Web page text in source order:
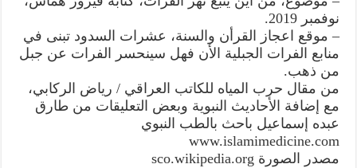
نوفمبر 2019.
– موقع اعجاز القرأن والسنة، عشرات السدود تبنى في
منابع الفرات الجبلية الأن فهل سينحسر الفرات عن جبل
من ذهب.
من مقال حرب المياه للكاتب العراقي / رياض الركابي،
مع إضافة الأحاديث النبوية وبعض التعليقات من طارق
عبده إسماعيل باحث بالطب النبوي
www.islamimedicine.com
مصدر الصورة sco.wikipedia.org